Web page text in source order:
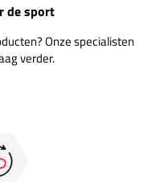
de sport
Onze specialisten
verder.